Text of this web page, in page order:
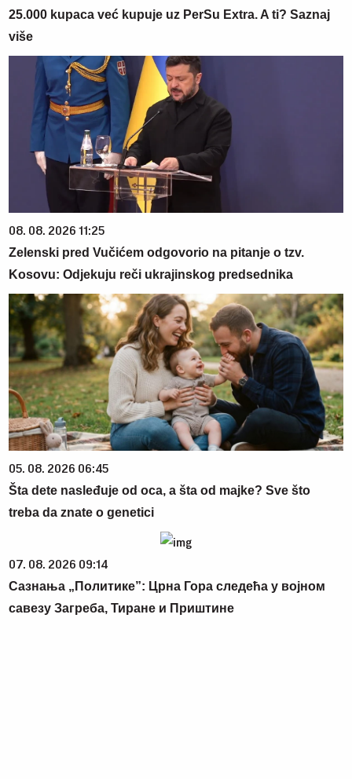
25.000 kupaca već kupuje uz PerSu Extra. A ti? Saznaj
više
08. 08. 2026 11:25
Zelenski pred Vučićem odgovorio na pitanje o tzv.
Kosovu: Odjekuju reči ukrajinskog predsednika
05. 08. 2026 06:45
Šta dete nasleđuje od oca, a šta od majke? Sve što
treba da znate o genetici
07. 08. 2026 09:14
Сазнања „Политике”: Црна Гора следећа у војном
савезу Загреба, Тиране и Приштине